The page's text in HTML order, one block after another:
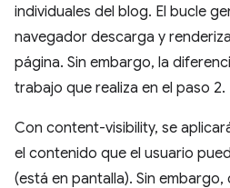
individuales del blog. El bucle
navegador descarga y
página. Sin embargo, la
trabajo que realiza en el paso 2.
Con content-visibility, se
el contenido que el usuario
(está en pantalla). Sin